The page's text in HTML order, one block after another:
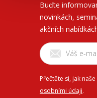
Buďte
novinkách,
akčních
Přečtěte si, jak
osobními údaji.